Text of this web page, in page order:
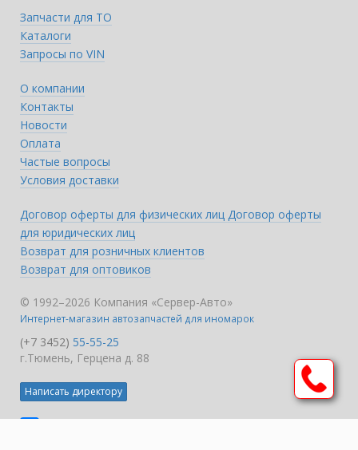
Запчасти для ТО
Каталоги
Запросы по VIN
О компании
Контакты
Новости
Оплата
Частые вопросы
Условия доставки
Договор оферты для физических лиц Договор оферты
для юридических лиц
Возврат для розничных клиентов
Возврат для оптовиков
© 1992–2026 Компания «Сервер-Авто»
Интернет-магазин автозапчастей для иномарок
(+7 3452) 55-55-25
г.Тюмень, Герцена д. 88
Написать директору